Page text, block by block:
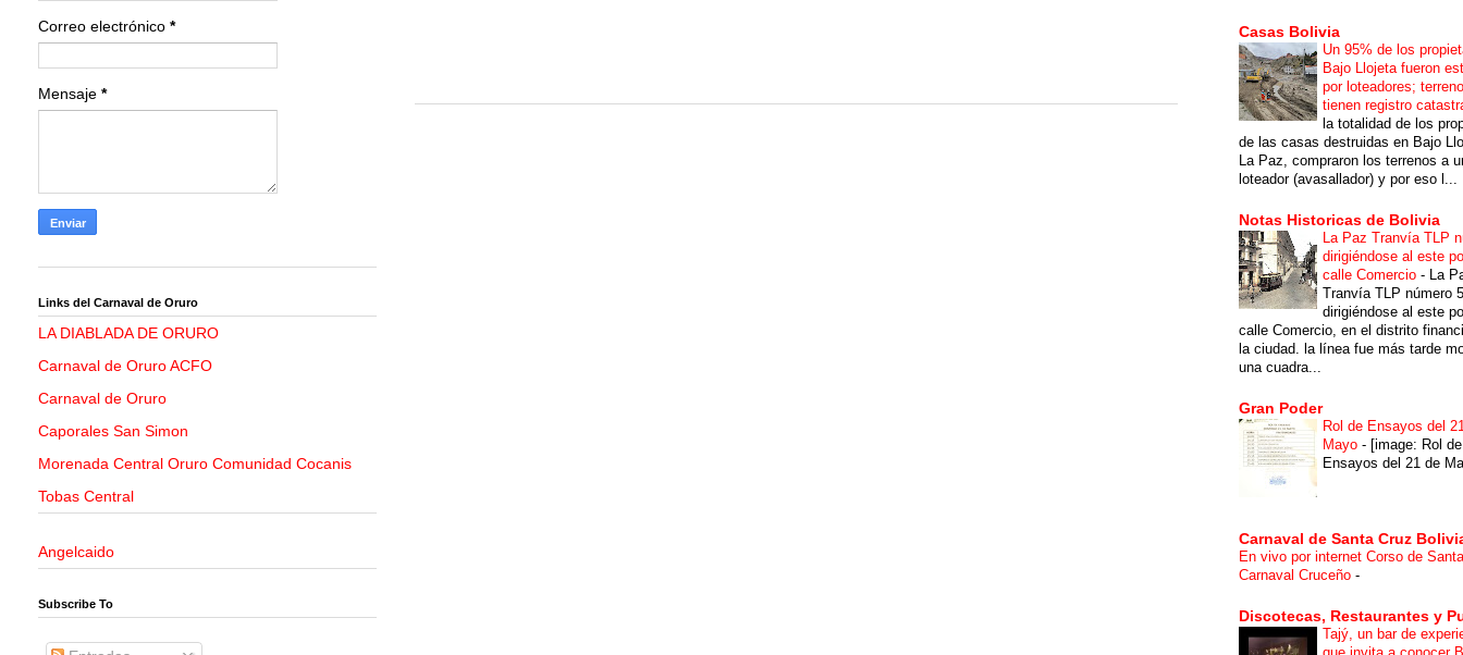
Correo electrónico *
Mensaje *
Links del Carnaval de Oruro
LA DIABLADA DE ORURO
Carnaval de Oruro ACFO
Carnaval de Oruro
Caporales San Simon
Morenada Central Oruro Comunidad Cocanis
Tobas Central
Angelcaido
Subscribe To
Casas Bolivia
Un 95% de los
Bajo Llojeta fueron
por loteadores;
tienen registro
la totalidad de los
de las casas destruidas en Bajo
La Paz, compraron los terrenos a
loteador (avasallador) y por eso l...
Notas Historicas de Bolivia
La Paz Tranvía TLP
dirigiéndose al este
calle Comercio - La
Tranvía TLP número 5
dirigiéndose al este
calle Comercio, en el distrito
la ciudad. la línea fue más tarde
una cuadra...
Gran Poder
Rol de Ensayos del
Mayo - [image: Rol de
Ensayos del 21 de
Carnaval de Santa Cruz
En vivo por internet Corso de
Carnaval Cruceño -
Discotecas, Restaurantes y
Tajý, un bar de